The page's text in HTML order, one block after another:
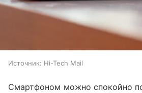
Источник: Hi-Tech Mail
Смартфоном можно спокойно